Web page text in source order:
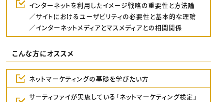
インターネットを利用したイメージ戦略の重要性と方法論
／サイトにおけるユーザビリティの必要性と基本的な理論
／インターネットメディアとマスメディアとの相関関係
こんな方にオススメ
ネットマーケティングの基礎を学びたい方
サーティファイが実施している「ネットマーケティング検定」